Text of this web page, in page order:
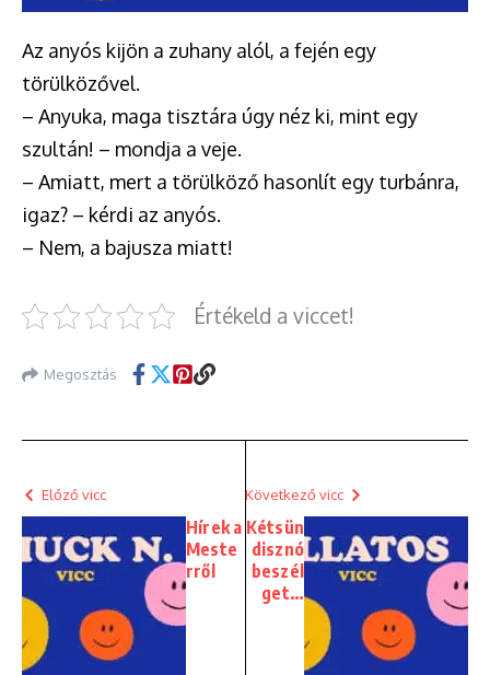
Az anyós kijön a zuhany alól, a fején egy
törülközővel.
– Anyuka, maga tisztára úgy néz ki, mint egy
szultán! – mondja a veje.
– Amiatt, mert a törülköző hasonlít egy turbánra,
igaz? – kérdi az anyós.
– Nem, a bajusza miatt!
Értékeld a viccet!
Megosztás
Előző vicc
Hírek a
Meste
rről
Következő vicc
Kétsün
disznó
beszél
get…